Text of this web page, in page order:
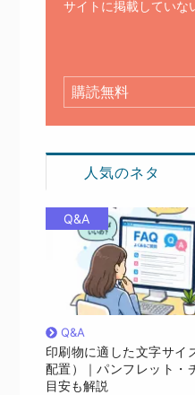
サイトに掲載していな
購読無料
人気のネタ
Q&A
Q&A
印刷物に適した文字サイ
配置）｜パンフレット・
目安も解説